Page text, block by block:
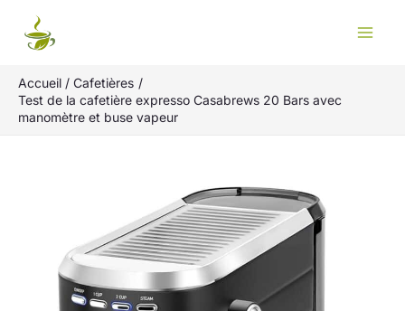
Accueil
Cafetières
Test de la cafetière expresso Casabrews 20 Bars avec
manomètre et buse vapeur